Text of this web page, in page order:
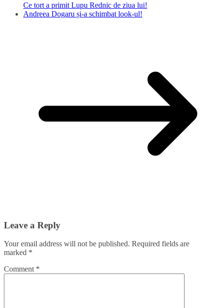
Ce tort a primit Lupu Rednic de ziua lui!
Andreea Dogaru și-a schimbat look-ul!
Leave a Reply
Your email address will not be published. Required fields are
marked *
Comment *